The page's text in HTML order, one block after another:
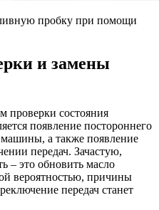
пробку при помощи
и замены
проверки состояния
появление постороннего
а также появление
передач. Зачастую,
– это обновить масло
вероятностью, причины
передач станет